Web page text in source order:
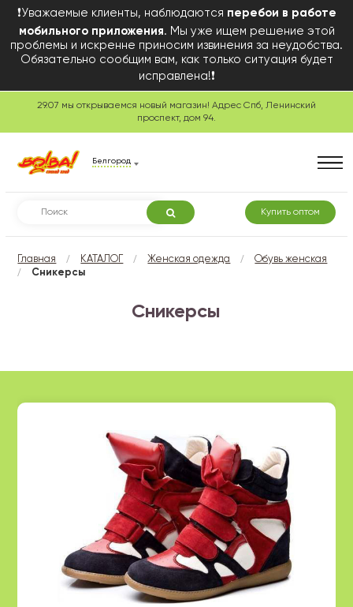
❗Уважаемые клиенты, наблюдаются перебои в работе
мобильного приложения. Мы уже ищем решение этой
проблемы и искренне приносим извинения за неудобства.
Обязательно сообщим вам, как только ситуация будет
исправлена!❗
29.07 мы открываемся новый магазин! Адрес Спб, Ленинский
проспект, дом 94.
Белгород
Купить оптом
Главная / КАТАЛОГ / Женская одежда / Обувь женская
/ Сникерсы
Сникерсы